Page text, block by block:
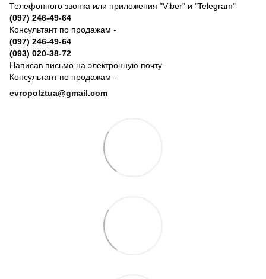
Телефонного звонка или приложения "Viber" и "Telegram"
(097) 246-49-64
Консультант по продажам -
(097) 246-49-64
(093) 020-38-72
Написав письмо на электронную почту
Консультант по продажам -
evropolztua@gmail.com